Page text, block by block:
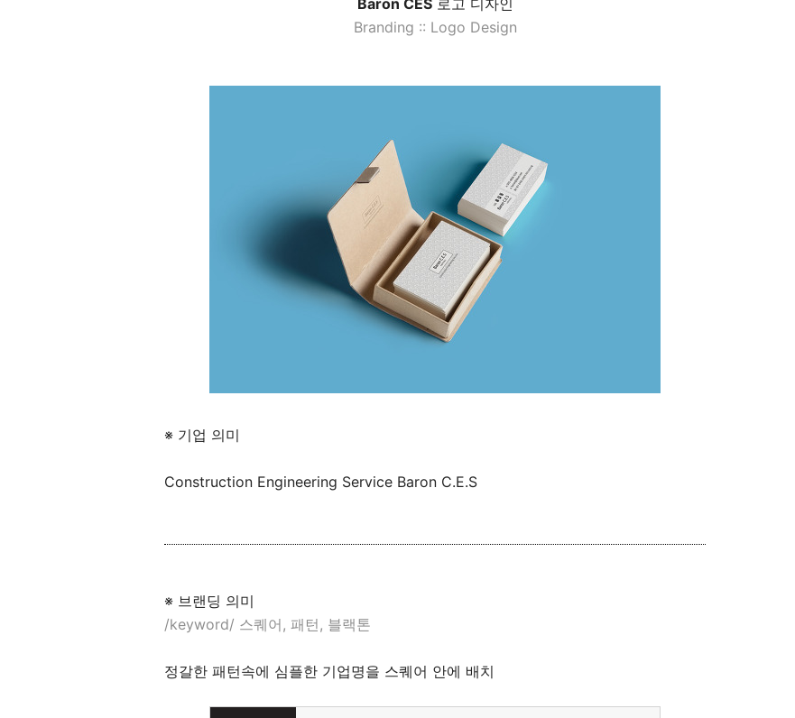
Baron CES로고 디자인
Branding :: Logo Design
※ 기업 의미
Construction Engineering Service Baron C.E.S
※ 브랜딩 의미
/keyword/ 스퀘어, 패턴, 블랙톤
정갈한 패턴속에 심플한 기업명을 스퀘어 안에 배치